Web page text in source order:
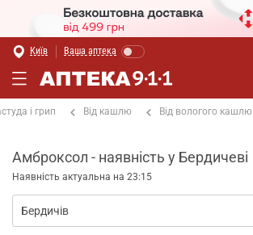
Київ Ваша аптека
і грип Від кашлю Від вологого кашлю
Амброксол - наявність у Бердичеві
Наявність актуальна на 23:15